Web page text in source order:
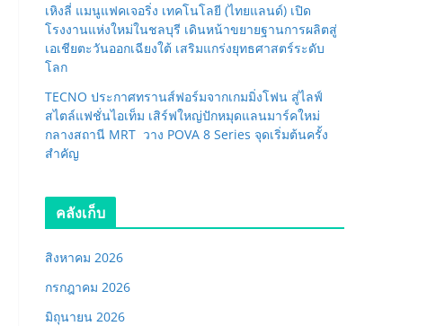
เหิงลี่ แมนูแฟคเจอริ่ง เทคโนโลยี (ไทยแลนด์) เปิด
โรงงานแห่งใหม่ในชลบุรี เดินหน้าขยายฐานการผลิตสู่
เอเชียตะวันออกเฉียงใต้ เสริมแกร่งยุทธศาสตร์ระดับ
โลก
TECNO ประกาศทรานส์ฟอร์มจากเกมมิ่งโฟน สู่ไลฟ์
สไตล์แฟชั่นไอเท็ม เสิร์ฟใหญ่ปักหมุดแลนมาร์คใหม่
กลางสถานี MRT วาง POVA 8 Series จุดเริ่มต้นครั้ง
สำคัญ
คลังเก็บ
สิงหาคม 2026
กรกฎาคม 2026
มิถุนายน 2026